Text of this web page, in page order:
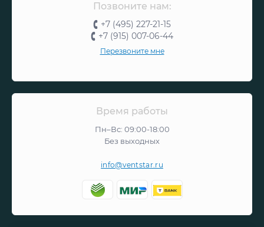
Позвоните нам:
+7 (495) 227-21-15
+7 (915) 007-06-44
Перезвоните мне
Время работы
Пн–Вс: 09:00-18:00
Без выходных
info@ventstar.ru